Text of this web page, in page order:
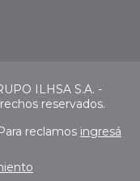
ILHSA S.A. -
reservados.
reclamos ingresá